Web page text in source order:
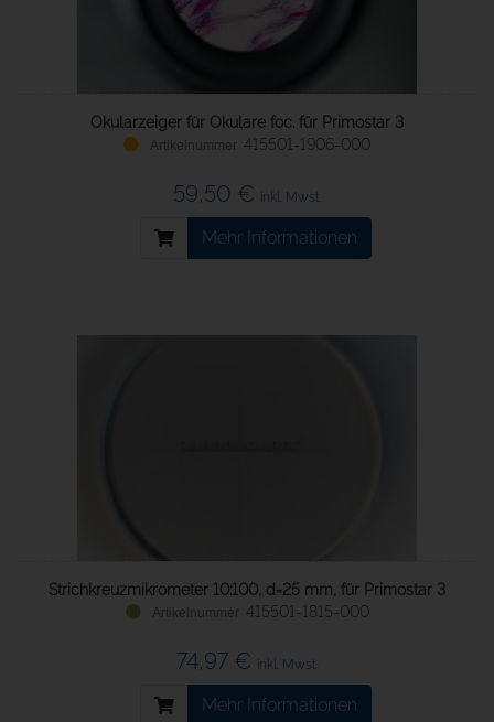
Okularzeiger für Okulare foc. für Primostar 3
415501-1906-000
59,50 € inkl. Mwst.
Mehr Informationen
Strichkreuzmikrometer 10:100, d=25 mm, für Primostar 3
415501-1815-000
74,97 € inkl. Mwst.
Mehr Informationen